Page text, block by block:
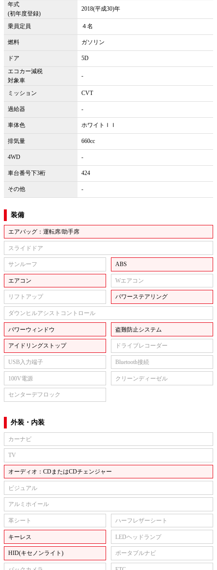
年式
(初年度登録)
2018(平成30)年
乗員定員 ４名
燃料 ガソリン
ドア
5D
エコカー減税
対象車
-
ミッション CVT
過給器 -
車体色 ホワイトＩＩ
排気量 660cc
4WD -
車台番号下3桁 424
その他 -
装備
エアバッグ：運転席/助手席
スライドドア
サンルーフ ABS
エアコン Wエアコン
リフトアップ パワーステアリング
ダウンヒルアシストコントロール
パワーウィンドウ 盗難防止システム
アイドリングストップ ドライブレコーダー
USB入力端子 Bluetooth接続
100V電源 クリーンディーゼル
センターデフロック
外装・内装
カーナビ
TV
オーディオ：CDまたはCDチェンジャー
ビジュアル
アルミホイール
革シート ハーフレザーシート
キーレス LEDヘッドランプ
HID(キセノンライト) ポータブルナビ